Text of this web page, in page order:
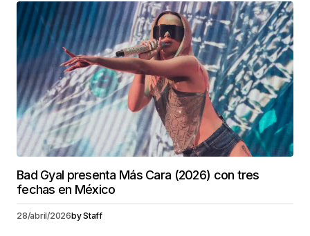
Bad Gyal presenta Más Cara (2026) con tres
fechas en México
28/abril/2026byStaff